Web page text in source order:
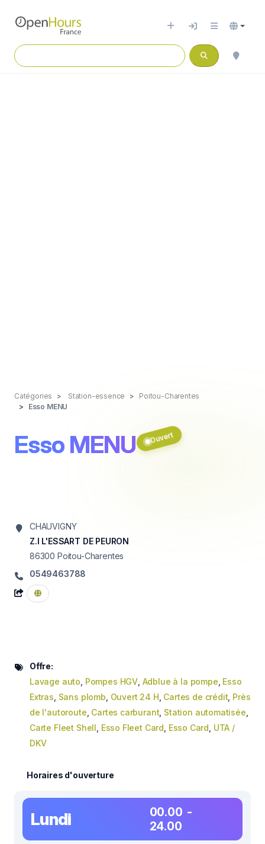
Catégories Station-essence
Poitou-Charentes
Esso MENU
Esso MENU Ouvert
CHAUVIGNY
Z.I L'ESSART DE PEURON
86300 Poitou-Charentes
0549463788
Offre:
Lavage auto Pompes HGV, Adblue à la pompe Esso
Extras Sans plomb Ouvert 24 H Cartes de crédit Près
de l'autoroute Cartes carburant Station automatisée
Carte Fleet Shell Esso Fleet Card Esso Card UTA /
DKV
Horaires d'ouverture
Lundi
00.00 -
24.00